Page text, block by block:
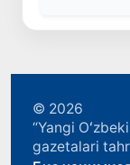
© 2026
“Yangi
gazetalari